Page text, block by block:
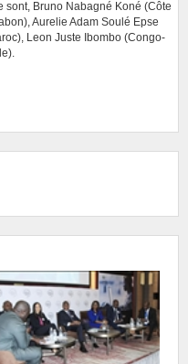
sont, Bruno Nabagné Koné (Côte
Aurelie Adam Soulé Epse
Leon Juste Ibombo (Congo-